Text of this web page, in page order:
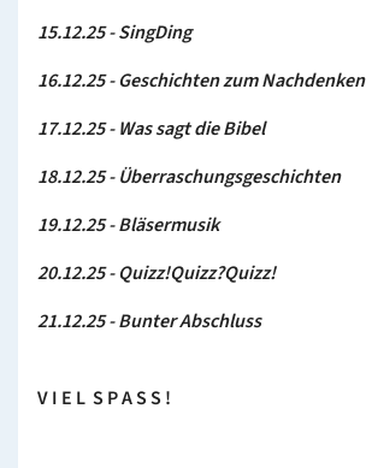
15.12.25 - SingDing
16.12.25 - Geschichten zum Nachdenken
17.12.25 - Was sagt die Bibel
18.12.25 - Überraschungsgeschichten
19.12.25 - Bläsermusik
20.12.25 - Quizz!Quizz?Quizz!
21.12.25 - Bunter Abschluss
V I E L S P A S S !